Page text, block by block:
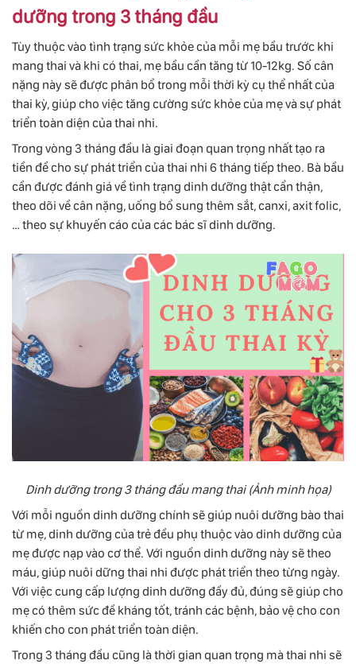
dưỡng trong 3 tháng đầu
Tùy thuộc vào tình trạng sức khỏe của mỗi mẹ bầu trước khi
mang thai và khi có thai, mẹ bầu cần tăng từ 10-12kg. Số cân
nặng này sẽ được phân bổ trong mỗi thời kỳ cụ thể nhất của
thai kỳ, giúp cho việc tăng cường sức khỏe của mẹ và sự phát
triển toàn diện của thai nhi.
Trong vòng 3 tháng đầu là giai đoạn quan trọng nhất tạo ra
tiền đề cho sự phát triển của thai nhi 6 tháng tiếp theo. Bà bầu
cần được đánh giá về tình trạng dinh dưỡng thật cẩn thận,
theo dõi về cân nặng, uống bổ sung thêm sắt, canxi, axit folic,
… theo sự khuyến cáo của các bác sĩ dinh dưỡng.
Dinh dưỡng trong 3 tháng đầu mang thai (Ảnh minh họa)
Với mỗi nguồn dinh dưỡng chính sẽ giúp nuôi dưỡng bào thai
từ mẹ, dinh dưỡng của trẻ đều phụ thuộc vào dinh dưỡng của
mẹ được nạp vào cơ thể. Với nguồn dinh dưỡng này sẽ theo
máu, giúp nuôi dững thai nhi được phát triển theo từng ngày.
Với việc cung cấp lượng dinh dưỡng đầy đủ, đúng sẽ giúp cho
mẹ có thêm sức đề kháng tốt, tránh các bệnh, bảo vệ cho con
khiến cho con phát triển toàn diện.
Trong 3 tháng đầu cũng là thời gian quan trọng mà thai nhi sẽ